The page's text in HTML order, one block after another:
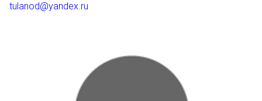
tulanod@yandex.ru